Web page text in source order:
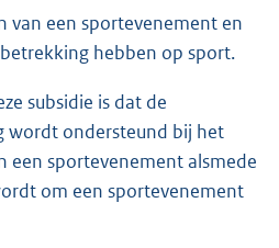
van een sportevenement en
hebben op sport.
subsidie is dat de
wordt ondersteund bij het
een sportevenement alsmede
om een sportevenement